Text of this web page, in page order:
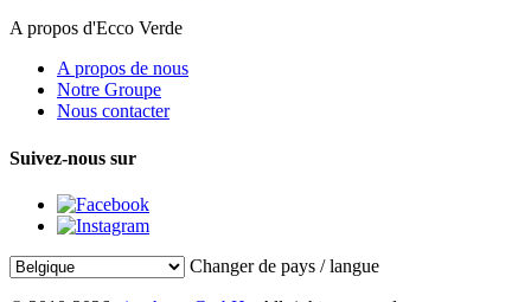
A propos d'Ecco Verde
A propos de nous
Notre Groupe
Nous contacter
Suivez-nous sur
Changer de pays / langue